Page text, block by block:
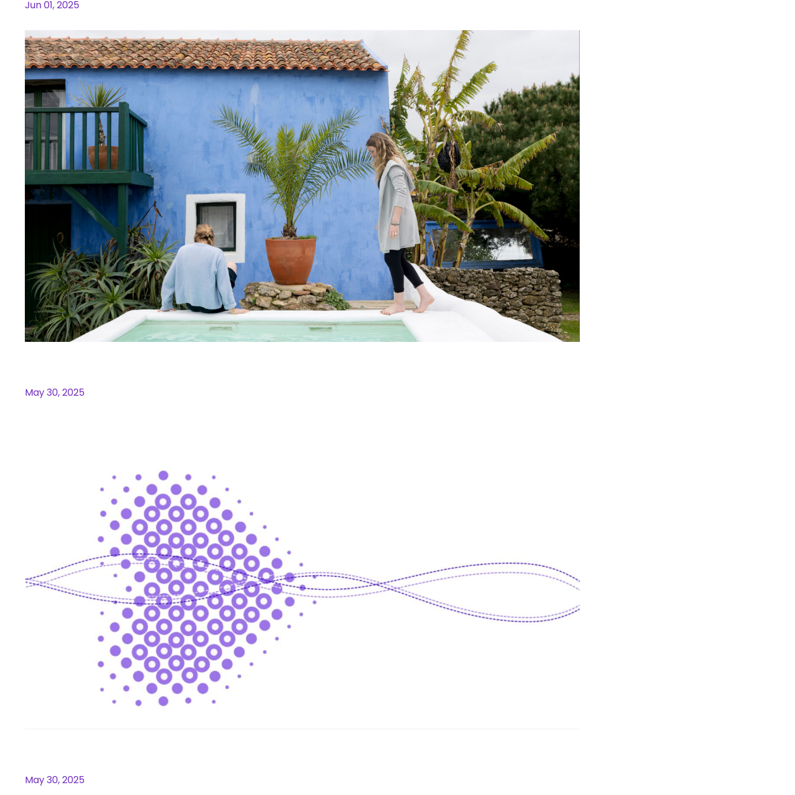
Jun 01, 2025
May 30, 2025
May 30, 2025